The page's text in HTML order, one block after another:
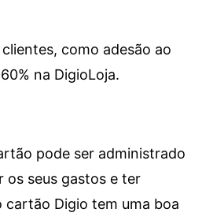
como adesão ao
na DigioLoja.
pode ser administrado
os seus gastos e ter
cartão Digio tem uma boa